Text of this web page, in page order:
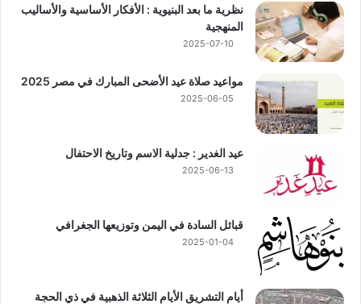
نظرية ما بعد البنيوية : الأفكار الأساسية والأساليب
المنهجية
2025-07-10
مواعيد صلاة عيد الأضحى المبارك في مصر 2025
2025-06-05
عيد الغدير : جدلية الاسم وتاريخ الاحتفال
2025-06-13
قبائل السادة في اليمن وتوزيعها الجغرافي
2025-01-04
أيام التشريق الأيام الثلاثة الذهبية في ذي الحجة